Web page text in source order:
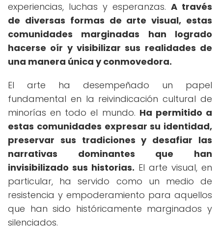
experiencias, luchas y esperanzas. A través
de diversas formas de arte visual, estas
comunidades marginadas han logrado
hacerse oír y visibilizar sus realidades de
una manera única y conmovedora.
El arte ha desempeñado un papel
fundamental en la reivindicación cultural de
minorías en todo el mundo. Ha permitido a
estas comunidades expresar su identidad,
preservar sus tradiciones y desafiar las
narrativas dominantes que han
invisibilizado sus historias. El arte visual, en
particular, ha servido como un medio de
resistencia y empoderamiento para aquellos
que han sido históricamente marginados y
silenciados.